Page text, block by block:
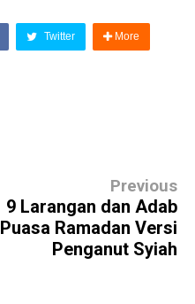
Twitter More
Previous
9 Larangan dan Adab
Puasa Ramadan Versi
Penganut Syiah